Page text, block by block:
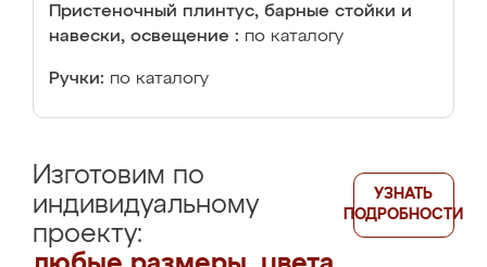
Пристеночный плинтус, барные стойки и
навески, освещение : по каталогу
Ручки: по каталогу
Изготовим по
индивидуальному
проекту:
УЗНАТЬ
ПОДРОБНОСТИ